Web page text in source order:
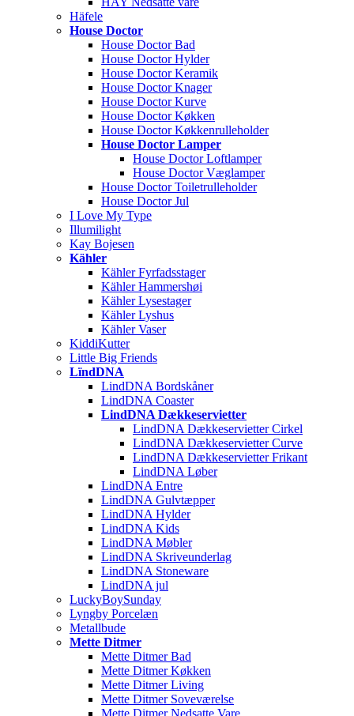
Häfele
House Doctor
House Doctor Bad
House Doctor Hylder
House Doctor Keramik
House Doctor Knager
House Doctor Kurve
House Doctor Køkken
House Doctor Køkkenrulleholder
House Doctor Lamper
House Doctor Loftlamper
House Doctor Væglamper
House Doctor Toiletrulleholder
House Doctor Jul
I Love My Type
Illumilight
Kay Bojesen
Kähler
Kähler Fyrfadsstager
Kähler Hammershøi
Kähler Lysestager
Kähler Lyshus
Kähler Vaser
KiddiKutter
Little Big Friends
LïndDNA
LindDNA Bordskåner
LindDNA Coaster
LindDNA Dækkeservietter
LindDNA Dækkeservietter Cirkel
LindDNA Dækkeservietter Curve
LindDNA Dækkeservietter Frikant
LindDNA Løber
LindDNA Entre
LindDNA Gulvtæpper
LindDNA Hylder
LindDNA Kids
LindDNA Møbler
LindDNA Skriveunderlag
LindDNA Stoneware
LindDNA jul
LuckyBoySunday
Lyngby Porcelæn
Metallbude
Mette Ditmer
Mette Ditmer Bad
Mette Ditmer Køkken
Mette Ditmer Living
Mette Ditmer Soveværelse
Mette Ditmer Nedsatte Vare